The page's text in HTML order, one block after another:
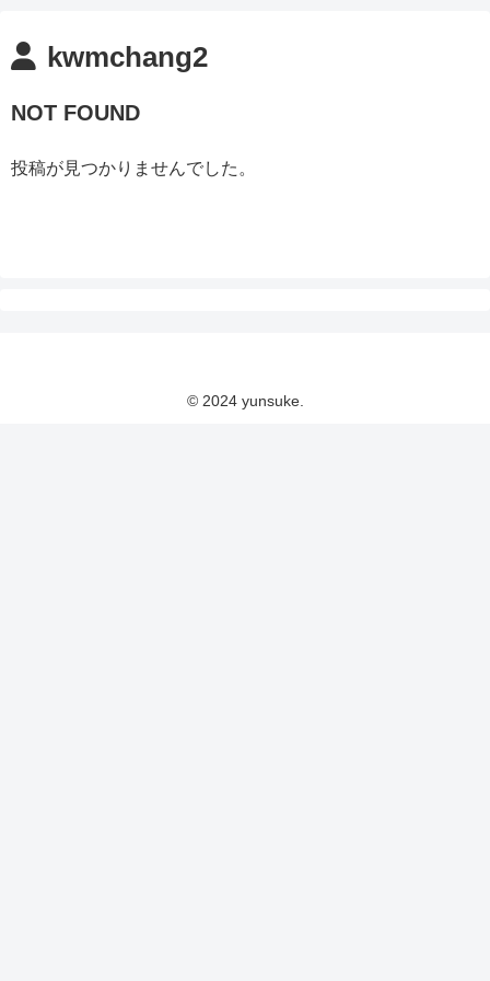
kwmchang2
NOT FOUND
投稿が見つかりませんでした。
© 2024 yunsuke.